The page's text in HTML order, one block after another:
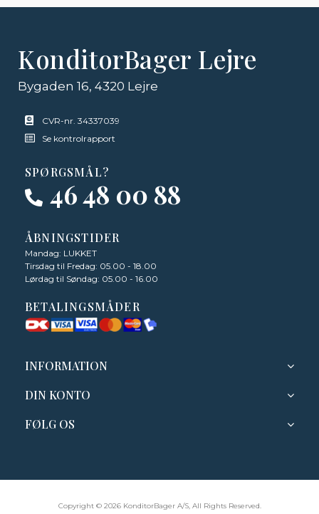
KonditorBager Lejre
Bygaden 16, 4320 Lejre
CVR-nr. 34337039
Se kontrolrapport
SPØRGSMÅL?
46 48 00 88
ÅBNINGSTIDER
Mandag: LUKKET
Tirsdag til Fredag: 05.00 - 18.00
Lørdag til Søndag: 05.00 - 16.00
BETALINGSMÅDER
INFORMATION
DIN KONTO
FØLG OS
Copyright © 2026 KonditorBager A/S, All Rights Reserved.